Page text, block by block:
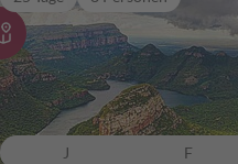
Südafrika/Namibia/Botswana/
Safari, Landschaft und
ab 7.599,00 €inkl. Flug
J
F